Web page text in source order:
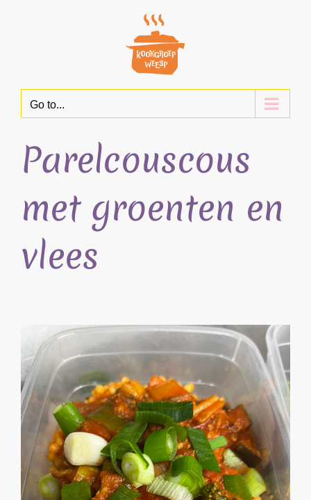
Go to...
Parelcouscous
met groenten en
vlees